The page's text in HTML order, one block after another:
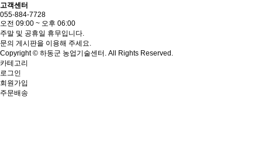
고객센터
055-884-7728
오전 09:00 ~ 오후 06:00
주말 및 공휴일 휴무입니다.
문의 게시판을 이용해 주세요.
Copyright © 하동군 농업기술센터. All Rights Reserved.
카테고리
로그인
회원가입
주문배송